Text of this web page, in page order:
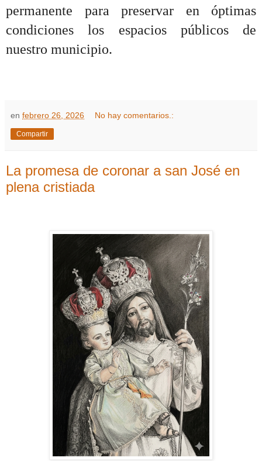
permanente para preservar en óptimas
condiciones los espacios públicos de
nuestro municipio.
en febrero 26, 2026 No hay comentarios.:
Compartir
La promesa de coronar a san José en
plena cristiada